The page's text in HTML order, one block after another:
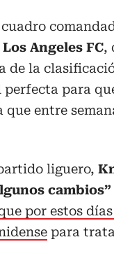
Los Angeles FC,
de la
para que
entre
liguero,
por estos
para